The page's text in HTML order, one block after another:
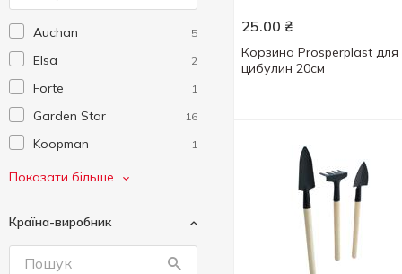
Auchan 5
Elsa 2
Forte 1
Garden Star 16
Koopman 1
ProGarden
Без тм 3
Доктор Робик
Показати більше
Країна-виробник
25.00 ₴
Корзина Prosperplast для
цибулин 20см